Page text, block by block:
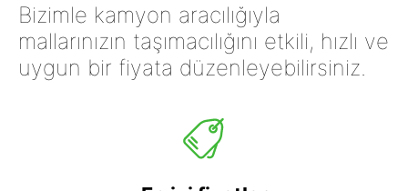
Bizimle kamyon aracılığıyla
mallarınızın taşımacılığını etkili, hızlı ve
uygun bir fiyata düzenleyebilirsiniz.